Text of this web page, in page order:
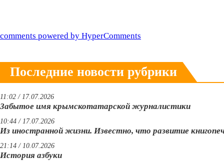
comments powered by HyperComments
Последние новости рубрики
11:02 / 17.07.2026
Забытое имя крымскотатарской журналистики
10:44 / 17.07.2026
Из иностранной жизни. Известно, что развитие
21:14 / 10.07.2026
История азбуки